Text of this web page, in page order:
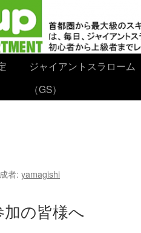
ジャイアントスラローム
（GS）
者: yamagishi
加の皆様へ